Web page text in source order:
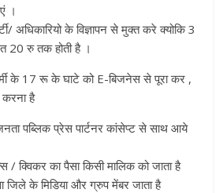
।
अधिकारियो के विज्ञापन से मुक्त करे क्योकि 3
20 रु तक होती है ।
के 17 रू के घाटे को E-बिजनेस से पूरा कर ,
करना है
पब्लिक प्रेस पार्टनर कांसेप्ट से साथ आये
/ क्विकर का पैसा किसी मालिक को जाता है
जिले के मिडिया और ग्रुप मेंबर जाता है